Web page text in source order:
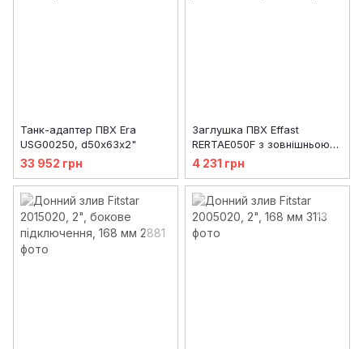
Танк-адаптер ПВХ Era
USG00250, d50х63х2"
33 952 грн
Заглушка ПВХ Effast
RERTAE050F з зовнішньою
різьбою d1-1/2"
4 231 грн